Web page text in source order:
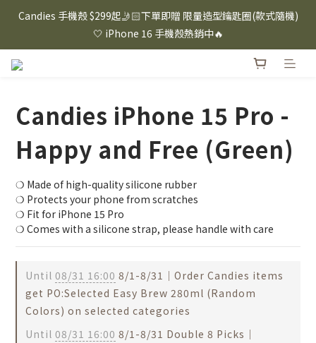
⸜ 8/1-8/31 ⸝  88購物節｜下單滿$1600折$100 / 滿$2200折$200 /
滿$3000折$300 (排除Hazuki及EspressoTokyo)
Candies 手機殼 $299起🤳🏻下單即贈 限量造型鑰匙圈(款式隨機)
🤍 iPhone 16 手機殼熱銷中🔥
⸜ 8/1-8/31 ⸝  88購物節｜下單滿$1600折$100 / 滿$2200折$200 /
Candies iPhone 15 Pro -
Happy and Free (Green)
❍ Made of high-quality silicone rubber
❍ Protects your phone from scratches
❍ Fit for iPhone 15 Pro
❍ Comes with a silicone strap, please handle with care
Until 08/31 16:00 8/1-8/31｜Order Candies items
get PO:Selected Easy Brew 280ml (Random
Colors) on selected categories
Until 08/31 16:00 8/1-8/31 Double 8 Picks｜